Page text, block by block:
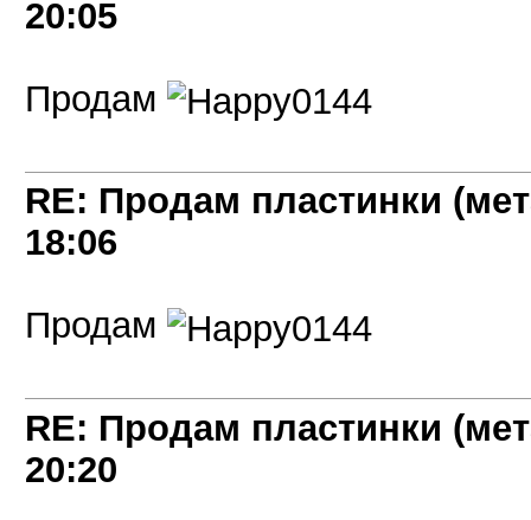
20:05
Продам
RE: Продам пластинки
18:06
Продам
RE: Продам пластинки
20:20